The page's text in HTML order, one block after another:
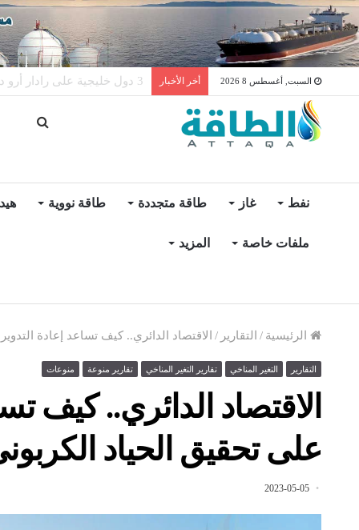
السبت, أغسطس 8 2026 أخر الأخبار واردات المغرب من الغاز ترتفع 15% في شهر
نفط غاز طاقة متجددة طاقة نووية
ملفات خاصة المزيد
الرئيسية / التقارير / الاقتصاد الدائري.. كيف تساعد إعادة
التقارير التغير المناخي تقارير التغير المناخي تقارير منوعة منوعات
الاقتصاد الدائري.. كيف
على تحقيق الحياد
2023-05-05